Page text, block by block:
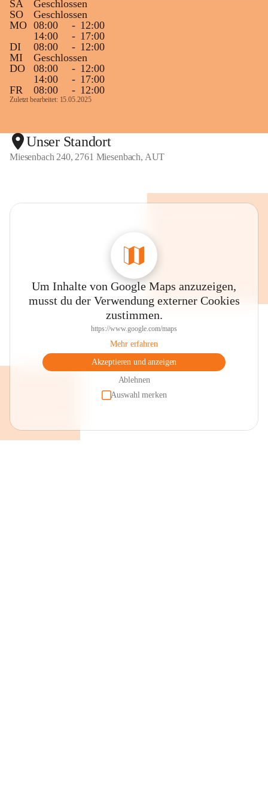
SA
Geschlossen
SO
Geschlossen
MO 08:00 - 12:00
14:00
- 17:00
DI
08:00 - 12:00
MI
Geschlossen
DO
08:00 - 12:00
14:00
- 17:00
FR
08:00 - 12:00
Zuletzt bearbeitet: 15.05.2025
Unser Standort
Miesenbach 240, 2761 Miesenbach, AUT
Um Inhalte von Google Maps anzuzeigen,
musst du der Verwendung externer Cookies
zustimmen.
https://www.google.com/maps
Mehr erfahren
Akzeptieren und anzeigen
Ablehnen
Auswahl merken